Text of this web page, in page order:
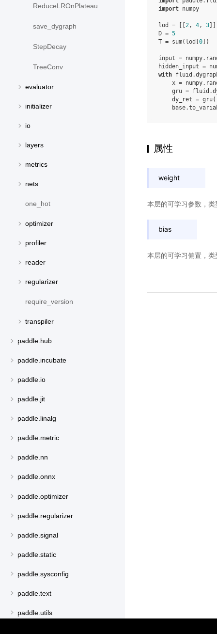
ReduceLROnPlateau
save_dygraph
StepDecay
TreeConv
evaluator
initializer
io
layers
metrics
nets
one_hot
optimizer
profiler
reader
regularizer
require_version
transpiler
paddle.hub
paddle.incubate
paddle.io
paddle.jit
paddle.linalg
paddle.metric
paddle.nn
paddle.onnx
paddle.optimizer
paddle.regularizer
paddle.signal
paddle.static
paddle.sysconfig
paddle.text
paddle.utils
import numpy
lod = 2, 4, 3
D = 5
T = sum( lod 0 ])
input = numpy.
hidden_input =
with fluid .
x = numpy.
gru = fluid .
dy_ret = gru(
base.
属性
weight
本层的可学习参数，
bias
本层的可学习偏置，